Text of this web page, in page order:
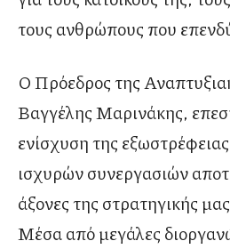
τους ανθρώπους που
Ο Πρόεδρος της
Βαγγέλης Μαρινάκης,
ενίσχυση της
ισχυρών συνεργασιών
άξονες της στρατηγικής
Μέσα από μεγάλες